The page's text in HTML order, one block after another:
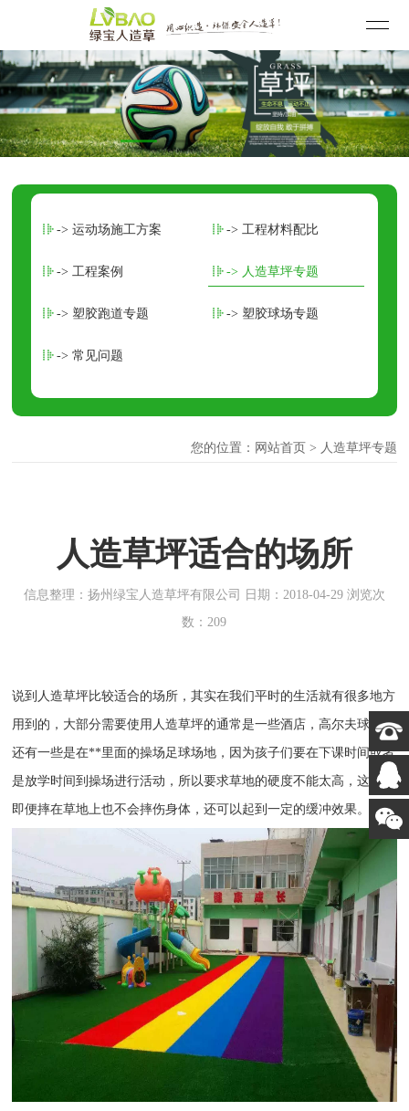
-> 运动场施工方案 -> 工程材料配比
-> 工程案例 -> 人造草坪专题
-> 塑胶跑道专题 -> 塑胶球场专题
-> 常见问题
您的位置： 网站首页> 人造草坪专题
人造草坪适合的场所
信息整理：扬州绿宝人造草坪有限公司 日期：2018-04-29 浏览次
数：209
说到人造草坪比较适合的场所，其实在我们平时的生活就有很多地方
用到的，大部分需要使用人造草坪的通常是一些酒店，高尔夫球场，
还有一些是在**里面的操场足球场地，因为孩子们要在下课时间或者
是放学时间到操场进行活动，所以要求草地的硬度不能太高，这样的
即便摔在草地上也不会摔伤身体，还可以起到一定的缓冲效果。